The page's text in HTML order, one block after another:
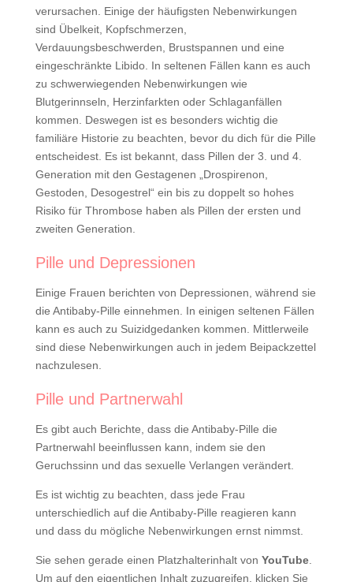
verursachen. Einige der häufigsten Nebenwirkungen
sind Übelkeit, Kopfschmerzen,
Verdauungsbeschwerden, Brustspannen und eine
eingeschränkte Libido. In seltenen Fällen kann es auch
zu schwerwiegenden Nebenwirkungen wie
Blutgerinnseln, Herzinfarkten oder Schlaganfällen
kommen. Deswegen ist es besonders wichtig die
familiäre Historie zu beachten, bevor du dich für die Pille
entscheidest. Es ist bekannt, dass Pillen der 3. und 4.
Generation mit den Gestagenen „Drospirenon,
Gestoden, Desogestrel“ ein bis zu doppelt so hohes
Risiko für Thrombose haben als Pillen der ersten und
zweiten Generation.
Pille und Depressionen
Einige Frauen berichten von Depressionen, während sie
die Antibaby-Pille einnehmen. In einigen seltenen Fällen
kann es auch zu Suizidgedanken kommen. Mittlerweile
sind diese Nebenwirkungen auch in jedem Beipackzettel
nachzulesen.
Pille und Partnerwahl
Es gibt auch Berichte, dass die Antibaby-Pille die
Partnerwahl beeinflussen kann, indem sie den
Geruchssinn und das sexuelle Verlangen verändert.
Es ist wichtig zu beachten, dass jede Frau
unterschiedlich auf die Antibaby-Pille reagieren kann
und dass du mögliche Nebenwirkungen ernst nimmst.
Sie sehen gerade einen Platzhalterinhalt von YouTube.
Um auf den eigentlichen Inhalt zuzugreifen, klicken Sie